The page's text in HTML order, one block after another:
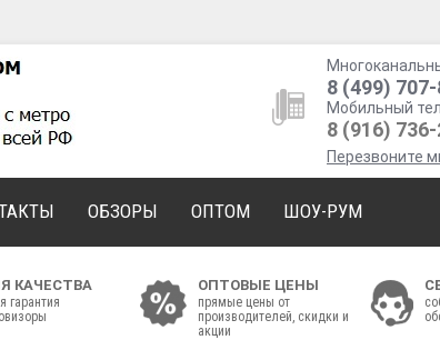
8 (499)
Мобильный
8 (916)
Перезвоните
ОБЗОРЫ ОПТОМ ШОУ-РУМ
КАЧЕСТВА
гарантия
ОПТОВЫЕ ЦЕНЫ
прямые цены от
производителей, скидки и
акции